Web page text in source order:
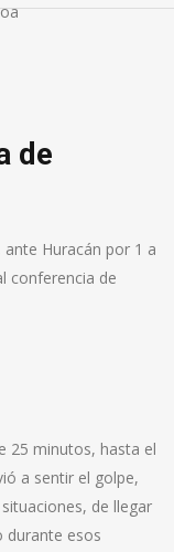
de
Huracán por 1 a
conferencia de
25 minutos, hasta el
a sentir el golpe,
de llegar
durante esos